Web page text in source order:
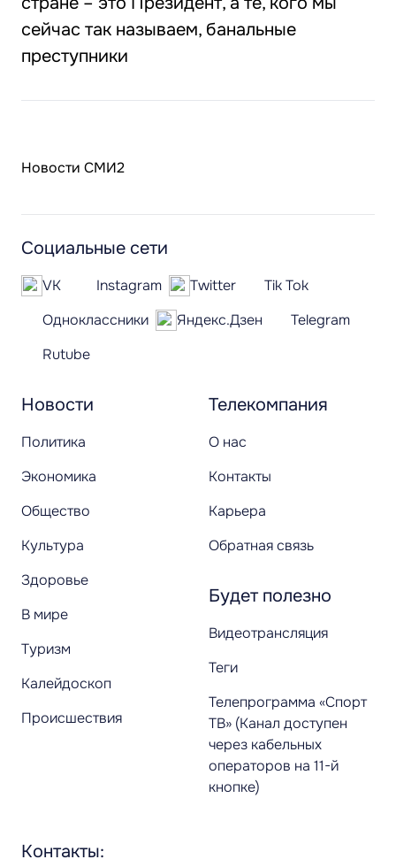
сейчас так называем, банальные
преступники
Новости СМИ2
Новости
Политика
Экономика
Общество
Культура
Здоровье
В мире
Туризм
Калейдоскоп
Происшествия
Телекомпания
О нас
Контакты
Карьера
Обратная связь
Будет полезно
Видеотрансляция
Теги
Телепрограмма «Спорт
ТВ» (Канал доступен
через кабельных
операторов на 11-й
кнопке)
Социальные сети
VK Instagram Twitter
Tik Tok
Одноклассники
Яндекс.Дзен
Telegram
Rutube
Контакты: